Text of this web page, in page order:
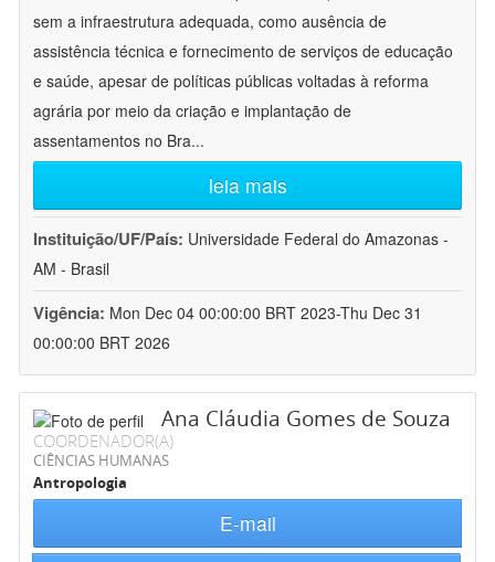
sem a infraestrutura adequada, como ausência de
assistência técnica e fornecimento de serviços de educação
e saúde, apesar de políticas públicas voltadas à reforma
agrária por meio da criação e implantação de
assentamentos no Bra...
leia mais
Instituição/UF/País: Universidade Federal do Amazonas -
AM - Brasil
Vigência: Mon Dec 04 00:00:00 BRT 2023-Thu Dec 31
00:00:00 BRT 2026
Ana Cláudia Gomes de Souza
COORDENADOR(A)
CIÊNCIAS HUMANAS
Antropologia
E-mail